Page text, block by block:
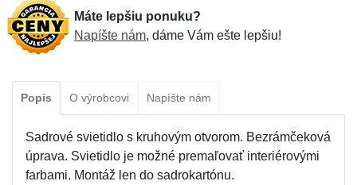
Máte lepšiu ponuku?
Napíšte nám, dáme Vám ešte lepšiu!
Popis O výrobcovi Napíšte nám
Sadrové svietidlo s kruhovým otvorom. Bezrámčeková
úprava. Svietidlo je možné premaľovať interiérovými
farbami. Montáž len do sadrokartónu.